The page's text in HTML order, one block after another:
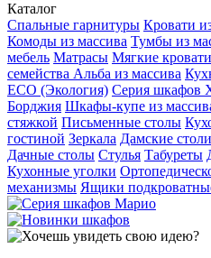
Каталог
Спальные гарнитуры Кровати
Комоды из массива Тумбы из
мебель Матрасы Мягкие
семейства Альба из массива
ECO (Экология) Серия шкафов
Борджия Шкафы-купе из
стяжкой Письменные столы
гостиной Зеркала Дамские
Дачные столы Стулья Табуреты
Кухонные уголки
механизмы Ящики